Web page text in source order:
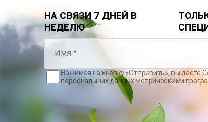
НА СВЯЗИ 7 ДНЕЙ В
НЕДЕЛЮ
Нажимая на кнопку «Отправить», вы даете
персональных данных метрическими